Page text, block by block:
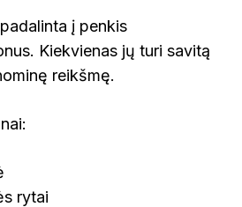
į penkis
Kiekvienas jų turi savitą
reikšmę.
rytai